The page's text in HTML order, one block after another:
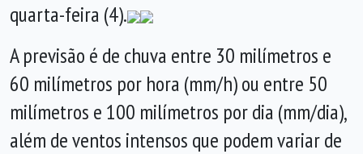
quarta-feira (4).
A previsão é de chuva entre 30 milímetros e
60 milímetros por hora (mm/h) ou entre 50
milímetros e 100 milímetros por dia (mm/dia),
além de ventos intensos que podem variar de